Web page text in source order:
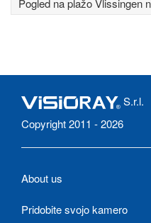
Pogled na plažo Vlissingen
S.r.l.
Copyright 2011 - 2026
About us
Pridobite svojo kamero